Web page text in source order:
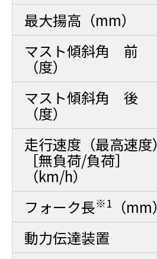
最大揚高（mm）
マスト傾斜角 前
（度）
マスト傾斜角 後
（度）
走行速度（最高速度）
［無負荷/負荷］
（km/h）
フォーク長※1 （mm）
動力伝達装置